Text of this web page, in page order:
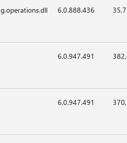
6.0.888.436
6.0.947.491
6.0.947.491